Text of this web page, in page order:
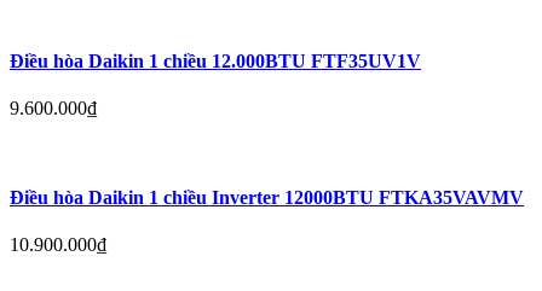
Điều hòa Daikin 1 chiều 12.000BTU FTF35UV1V
9.600.000₫
Điều hòa Daikin 1 chiều Inverter 12000BTU FTKA35VAVMV
10.900.000₫